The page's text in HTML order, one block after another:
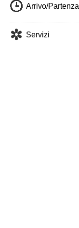
Arrivo/Partenza
Servizi